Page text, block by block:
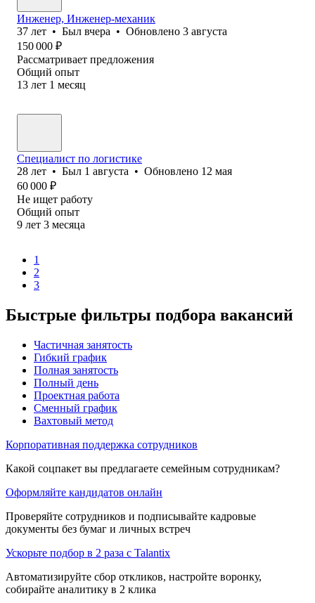
Инженер, Инженер-механик
37 лет • Был вчера • Обновлено 3 августа
150 000 ₽
Рассматривает предложения
Общий опыт
13 лет 1 месяц
Специалист по логистике
28 лет • Был 1 августа • Обновлено 12 мая
60 000 ₽
Не ищет работу
Общий опыт
9 лет 3 месяца
1
2
3
Быстрые фильтры подбора вакансий
Частичная занятость
Гибкий график
Полная занятость
Полный день
Проектная работа
Сменный график
Вахтовый метод
Корпоративная поддержка сотрудников
Какой соцпакет вы предлагаете семейным сотрудникам?
Оформляйте кандидатов онлайн
Проверяйте сотрудников и подписывайте кадровые
документы без бумаг и личных встреч
Ускорьте подбор в 2 раза с Talantix
Автоматизируйте сбор откликов, настройте воронку,
собирайте аналитику в 2 клика